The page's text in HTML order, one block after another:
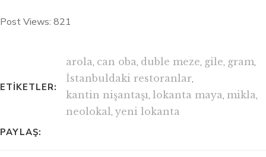
Post Views: 821
ETIKETLER:
arola, can oba, duble meze, gile, gram,
İstanbuldaki restoranlar,
kantin nişantaşı, lokanta maya, mikla,
neolokal, yeni lokanta
PAYLAŞ: